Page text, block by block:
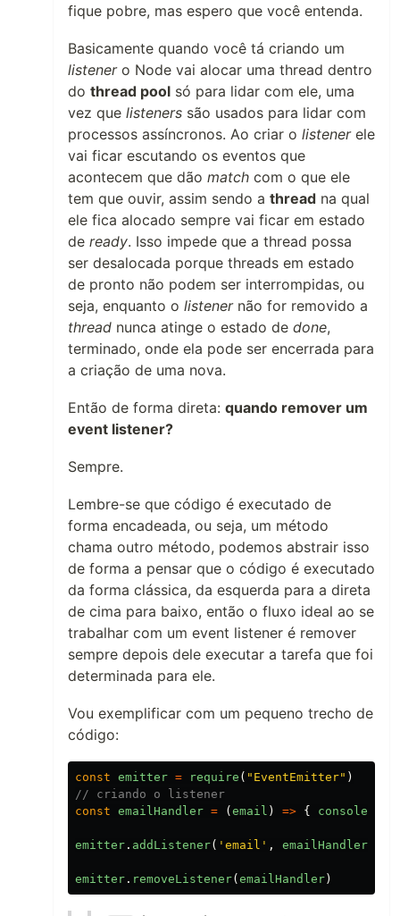
fique pobre, mas espero que você entenda.
Basicamente quando você tá criando um
listenero Node vai alocar uma thread dentro
do thread pool só para lidar com ele, uma
vez que listeners são usados para lidar com
processos assíncronos. Ao criar o listenerele
vai ficar escutando os eventos que
acontecem que dão match com o que ele
tem que ouvir, assim sendo a thread na qual
ele fica alocado sempre vai ficar em estado
de ready. Isso impede que a thread possa
ser desalocada porque threads em estado
de pronto não podem ser interrompidas, ou
seja, enquanto o listenernão for removido a
thread nunca atinge o estado de done,
terminado, onde ela pode ser encerrada para
a criação de uma nova.
Então de forma direta: quando remover um
event listener?
Sempre.
Lembre-se que código é executado de
forma encadeada, ou seja, um método
chama outro método, podemos abstrair isso
de forma a pensar que o código é executado
da forma clássica, da esquerda para a direta
de cima para baixo, então o fluxo ideal ao se
trabalhar com um event listener é remover
sempre depois dele executar a tarefa que foi
determinada para ele.
Vou exemplificar com um pequeno trecho de
código:
const emitter = require ( " EventEmitter" )
// criando o listener
const emailHandler = ( email ) => { console
emitter . addListener( ' email ' , emailHandler
emitter . removeListener( emailHandler )